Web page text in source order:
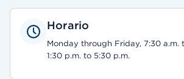
Horario
Monday through Friday, 7:30 a.m.
1:30 p.m. to 5:30 p.m.